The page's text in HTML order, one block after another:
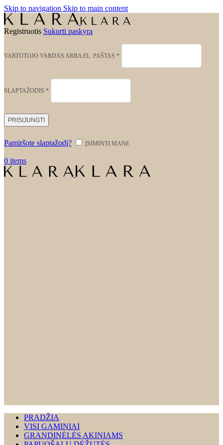
Skip to navigation Skip to main content
Registruotis Sukurti paskyrą
VARTOTOJO VARDAS ARBA EL. PAŠTAS *
SLAPTAŽODIS *
PRISIJUNGTI
Pamiršote slaptažodį? ĮSIMINTI MANE
0 items
PRADŽIA
VISI GAMINIAI
GRANDINĖLĖS AKINIAMS